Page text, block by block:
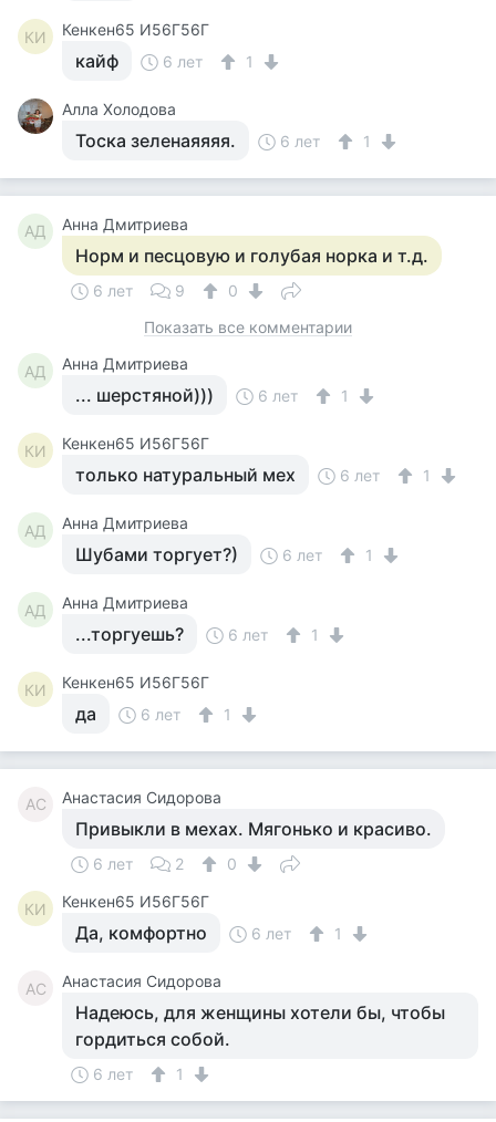
КИ Кенкен65 И56Г56Г
кайф 6 лет 1
Алла Холодова
Тоска зеленаяяяя. 6 лет 1
АД Анна Дмитриева
Норм и песцовую и голубая норка и т.д.
6 лет 9
0
Показать все комментарии
АД Анна Дмитриева
... шерстяной))) 6 лет 1
КИ Кенкен65 И56Г56Г
только натуральный мех 6 лет 1
АД Анна Дмитриева
Шубами торгует?) 6 лет 1
АД Анна Дмитриева
...торгуешь? 6 лет 1
КИ Кенкен65 И56Г56Г
да 6 лет 1
АС Анастасия Сидорова
Привыкли в мехах. Мягонько и красиво.
6 лет 2 0
КИ Кенкен65 И56Г56Г
Да, комфортно 6 лет 1
АС Анастасия Сидорова
Надеюсь, для женщины хотели бы, чтобы
гордиться собой.
6 лет 1